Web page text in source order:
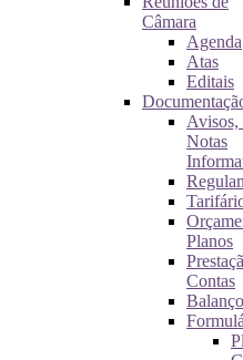
Câmara
Agenda
Atas
Editais
Avisos,
Notas
Planos
Contas